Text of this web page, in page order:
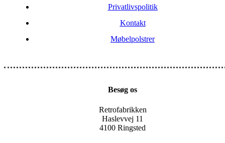
Privatlivspolitik
Kontakt
Møbelpolstrer
Besøg os
Retrofabrikken
Haslevvej 11
4100 Ringsted